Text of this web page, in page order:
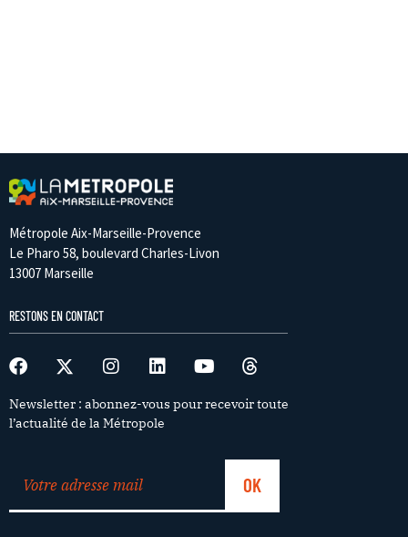
Métropole Aix-Marseille-Provence
Le Pharo 58, boulevard Charles-Livon
13007 Marseille
RESTONS EN CONTACT
Newsletter : abonnez-vous pour recevoir toute
l’actualité de la Métropole